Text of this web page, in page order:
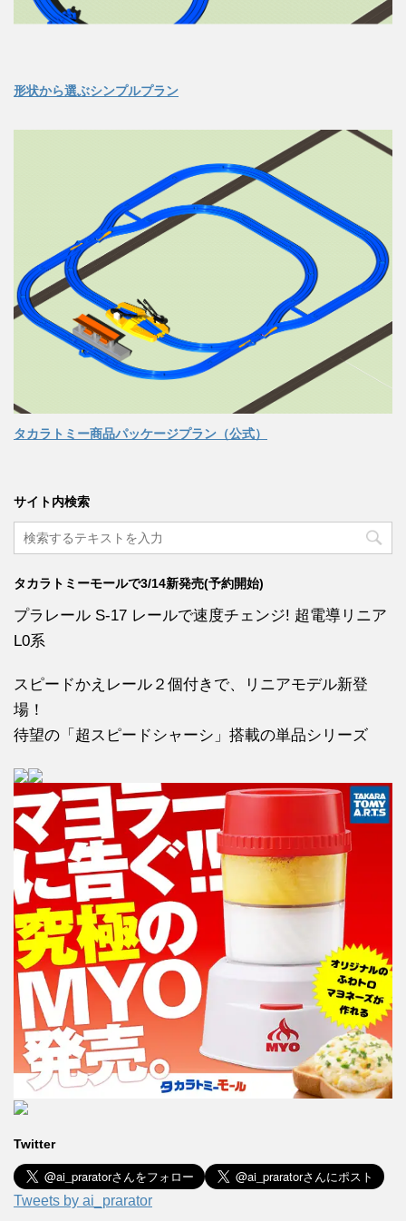
形状から選ぶシンプルプラン
タカラトミー商品パッケージプラン（公式）
サイト内検索
タカラトミーモールで3/14新発売(予約開始)
プラレール S-17 レールで速度チェンジ! 超電導リニア
L0系
スピードかえレール２個付きで、リニアモデル新登
場！
待望の「超スピードシャーシ」搭載の単品シリーズ
Twitter
Tweets by ai_prarator